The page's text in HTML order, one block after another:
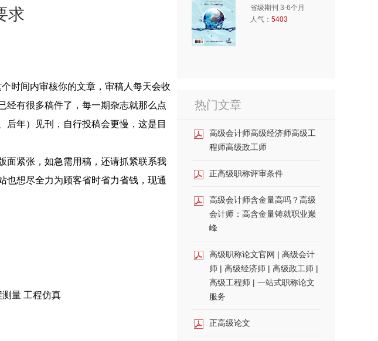
求
时间内审核你的文章，审稿人每天会收
经有很多稿件了，每一期杂志就那么点
后年）见刊，自行投稿会更慢，这是目
面紧张，如急需用稿，还请抓紧联系我
也想尽全力为顾客省时省力省钱，现通
量 工程仿真
省级期刊 3-6个月
人气： 5403
热门文章
高级会计师高级经济师高级工
程师高级政工师
正高级职称评审条件
高级会计师含金量高吗？高级
会计师：高含金量铸就职业巅
峰
高级职称论文官网 | 高级会计
师 | 高级经济师 | 高级政工师 |
高级工程师 | 一站式职称论文
服务
正高级论文